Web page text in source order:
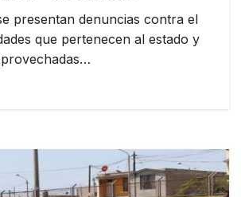
presentan denuncias contra el
que pertenecen al estado y